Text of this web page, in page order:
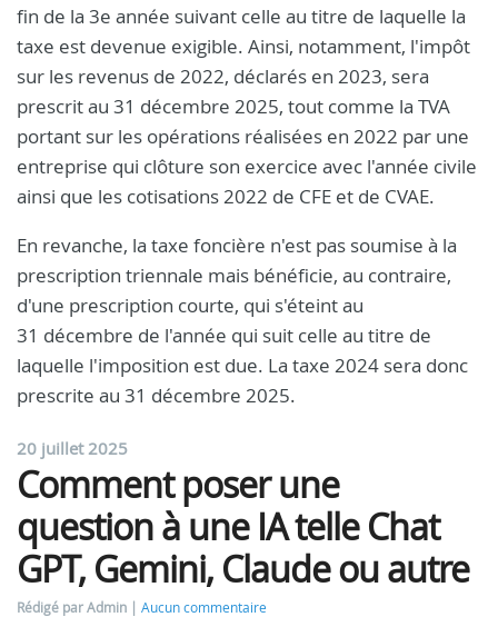
fin de la 3e année suivant celle au titre de laquelle la
taxe est devenue exigible. Ainsi, notamment, l'impôt
sur les revenus de 2022, déclarés en 2023, sera
prescrit au 31 décembre 2025, tout comme la TVA
portant sur les opérations réalisées en 2022 par une
entreprise qui clôture son exercice avec l'année civile
ainsi que les cotisations 2022 de CFE et de CVAE.
En revanche, la taxe foncière n'est pas soumise à la
prescription triennale mais bénéficie, au contraire,
d'une prescription courte, qui s'éteint au
31 décembre de l'année qui suit celle au titre de
laquelle l'imposition est due. La taxe 2024 sera donc
prescrite au 31 décembre 2025.
20 juillet 2025
Comment poser une
question à une IA telle Chat
GPT, Gemini, Claude ou autre
Rédigé par Admin
Aucun commentaire